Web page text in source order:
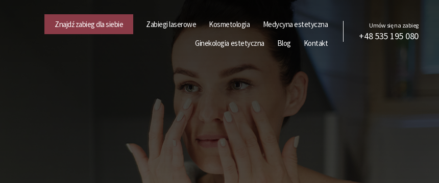
Znajdź zabieg dla siebie Zabiegi laserowe Kosmetologia
Medycyna estetyczna
Ginekologia estetyczna
Blog Kontakt
Umów się na zabieg
+48 535 195 080